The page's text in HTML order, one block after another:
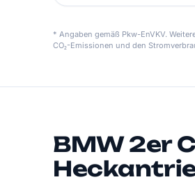
* Angaben gemäß Pkw-EnVKV.
CO₂-Emissionen und den
BMW 2er